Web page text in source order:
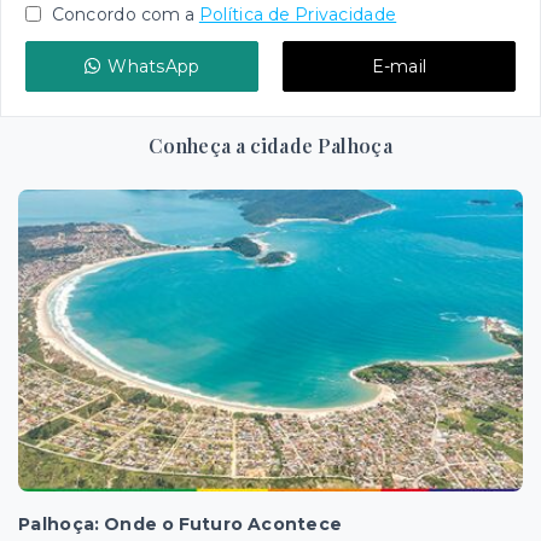
Concordo com a Política de Privacidade
WhatsApp E-mail
Conheça a cidade Palhoça
Palhoça: Onde o Futuro Acontece